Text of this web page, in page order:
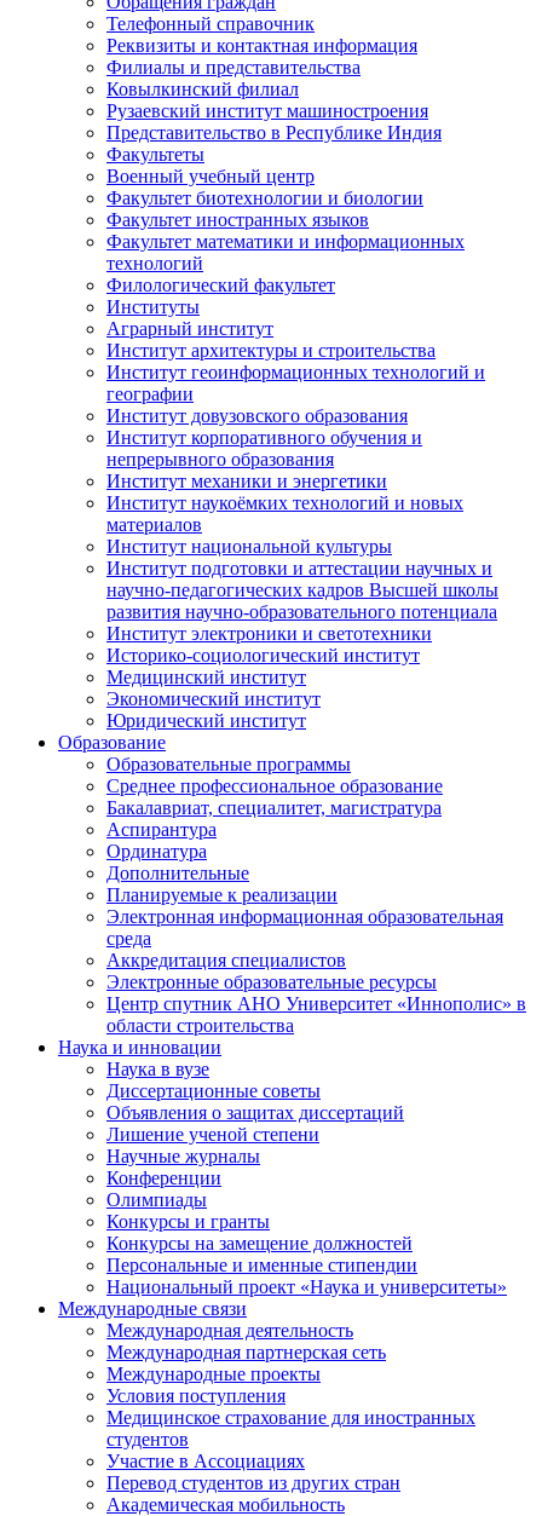
Телефонный справочник
Реквизиты и контактная информация
Филиалы и представительства
Ковылкинский филиал
Рузаевский институт машиностроения
Представительство в Республике Индия
Факультеты
Военный учебный центр
Факультет биотехнологии и биологии
Факультет иностранных языков
Факультет математики и информационных
технологий
Филологический факультет
Институты
Аграрный институт
Институт архитектуры и строительства
Институт геоинформационных технологий и
географии
Институт довузовского образования
Институт корпоративного обучения и
непрерывного образования
Институт механики и энергетики
Институт наукоёмких технологий и новых
материалов
Институт национальной культуры
Институт подготовки и аттестации научных и
научно-педагогических кадров Высшей школы
развития научно-образовательного потенциала
Институт электроники и светотехники
Историко-социологический институт
Медицинский институт
Экономический институт
Юридический институт
Образование
Образовательные программы
Среднее профессиональное образование
Бакалавриат, специалитет, магистратура
Аспирантура
Ординатура
Дополнительные
Планируемые к реализации
Электронная информационная образовательная
среда
Аккредитация специалистов
Электронные образовательные ресурсы
Центр спутник АНО Университет «Иннополис» в
области строительства
Наука и инновации
Наука в вузе
Диссертационные советы
Объявления о защитах диссертаций
Лишение ученой степени
Научные журналы
Конференции
Олимпиады
Конкурсы и гранты
Конкурсы на замещение должностей
Персональные и именные стипендии
Национальный проект «Наука и университеты»
Международные связи
Международная деятельность
Международная партнерская сеть
Международные проекты
Условия поступления
Медицинское страхование для иностранных
студентов
Участие в Ассоциациях
Перевод студентов из других стран
Академическая мобильность